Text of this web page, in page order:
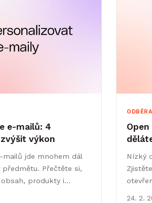
e-mailů: 4
výkon
mailů jde mnohem dál
předmětu. Přečtěte si,
produkty i
Nízký
24. 2.